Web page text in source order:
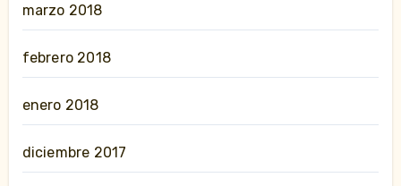
marzo 2018
febrero 2018
enero 2018
diciembre 2017